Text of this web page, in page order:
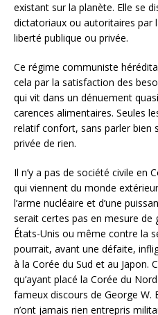
existant sur la planète. Elle se
dictatoriaux ou autoritaires par
liberté publique ou privée.
Ce régime communiste
cela par la satisfaction des
qui vit dans un dénuement
carences alimentaires. Seules
relatif confort, sans parler bien
privée de rien.
Il n’y a pas de société civile en
qui viennent du monde
l’arme nucléaire et d’une
serait certes pas en mesure de
États-Unis ou même contre la
pourrait, avant une défaite,
à la Corée du Sud et au Japon.
qu’ayant placé la Corée du
fameux discours de George W.
n’ont jamais rien entrepris